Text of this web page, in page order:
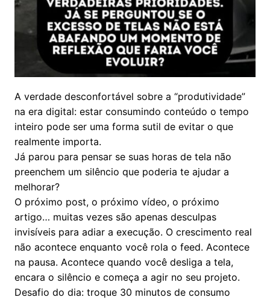
A verdade desconfortável sobre a “produtividade”
na era digital: estar consumindo conteúdo o tempo
inteiro pode ser uma forma sutil de evitar o que
realmente importa.
Já parou para pensar se suas horas de tela não
preenchem um silêncio que poderia te ajudar a
melhorar?
O próximo post, o próximo vídeo, o próximo
artigo… muitas vezes são apenas desculpas
invisíveis para adiar a execução. O crescimento real
não acontece enquanto você rola o feed. Acontece
na pausa. Acontece quando você desliga a tela,
encara o silêncio e começa a agir no seu projeto.
Desafio do dia: troque 30 minutos de consumo